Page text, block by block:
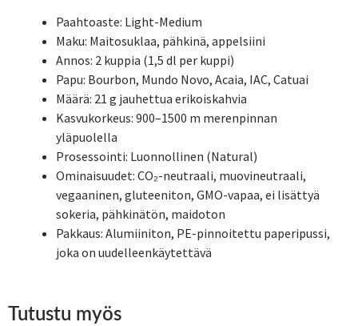
Paahtoaste: Light-Medium
Maku: Maitosuklaa, pähkinä, appelsiini
Annos: 2 kuppia (1,5 dl per kuppi)
Papu: Bourbon, Mundo Novo, Acaia, IAC, Catuai
Määrä: 21 g jauhettua erikoiskahvia
Kasvukorkeus: 900–1500 m merenpinnan
yläpuolella
Prosessointi: Luonnollinen (Natural)
Ominaisuudet: CO₂-neutraali, muovineutraali,
vegaaninen, gluteeniton, GMO-vapaa, ei lisättyä
sokeria, pähkinätön, maidoton
Pakkaus: Alumiiniton, PE-pinnoitettu paperipussi,
joka on uudelleenkäytettävä
Tutustu myös